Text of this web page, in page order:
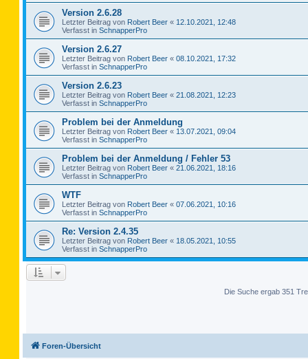
Version 2.6.28
Letzter Beitrag von Robert Beer « 12.10.2021, 12:48
Verfasst in SchnapperPro
Version 2.6.27
Letzter Beitrag von Robert Beer « 08.10.2021, 17:32
Verfasst in SchnapperPro
Version 2.6.23
Letzter Beitrag von Robert Beer « 21.08.2021, 12:23
Verfasst in SchnapperPro
Problem bei der Anmeldung
Letzter Beitrag von Robert Beer « 13.07.2021, 09:04
Verfasst in SchnapperPro
Problem bei der Anmeldung / Fehler 53
Letzter Beitrag von Robert Beer « 21.06.2021, 18:16
Verfasst in SchnapperPro
WTF
Letzter Beitrag von Robert Beer « 07.06.2021, 10:16
Verfasst in SchnapperPro
Re: Version 2.4.35
Letzter Beitrag von Robert Beer « 18.05.2021, 10:55
Verfasst in SchnapperPro
Die Suche ergab 351
Foren-Übersicht